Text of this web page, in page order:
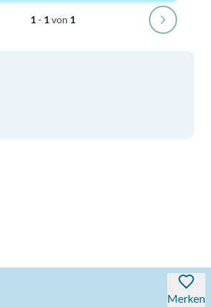
1- 1von 1
Merken